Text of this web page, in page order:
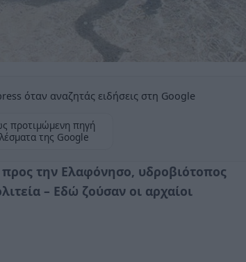
όταν αναζητάς ειδήσεις στη Google
προτιμώμενη πηγή
της Google
την Ελαφόνησο, υδροβιότοπος
– Εδώ ζούσαν οι αρχαίοι